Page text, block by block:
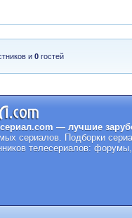
и0 гостей
— лучшие
сериалов. Подборки
телесериалов: